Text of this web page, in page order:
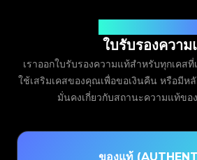
ใบรับรองความ
เราออกใบรับรองความแท้สำหรับทุกเคส
ใช้เสริมเคสของคุณเพื่อขอเงินคืน หรือมีห
มั่นคงเกี่ยวกับสถานะความแท้ข
ของแท้